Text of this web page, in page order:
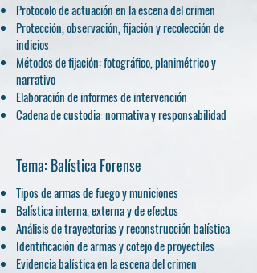
Protocolo de actuación en la escena del crimen
Protección, observación, fijación y recolección de
indicios
Métodos de fijación: fotográfico, planimétrico y
narrativo
Elaboración de informes de intervención
Cadena de custodia: normativa y responsabilidad
Tema: Balística Forense
Tipos de armas de fuego y municiones
Balística interna, externa y de efectos
Análisis de trayectorias y reconstrucción balística
Identificación de armas y cotejo de proyectiles
Evidencia balística en la escena del crimen